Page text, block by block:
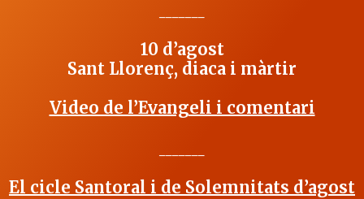
10 d’agost
Sant Llorenç, diaca i màrtir
Video de l’Evangeli i comentari
El cicle Santoral i de Solemnitats d’agost